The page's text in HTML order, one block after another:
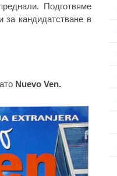
Подготвяме
за кандидатстване в
Nuevo Ven.